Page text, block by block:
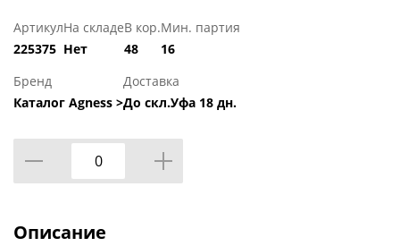
Артикул
225375
На складе
Нет
В кор.
48
Мин. партия
16
Бренд
Каталог Agness >
Доставка
До скл.Уфа 18 дн.
Описание